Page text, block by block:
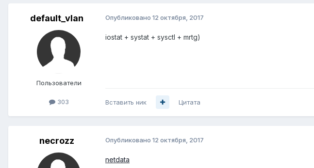
default_vlan
Пользователи
303
Опубликовано 12 октября, 2017
iostat + systat + sysctl + mrtg)
Вставить ник Цитата
necrozz Опубликовано 12 октября, 2017
netdata